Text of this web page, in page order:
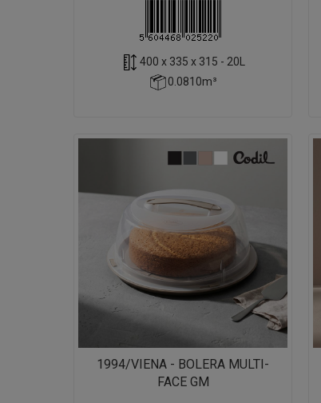
400 x 335 x 315 - 20L
0.0810m³
1994/VIENA - BOLERA MULTI-
FACE GM